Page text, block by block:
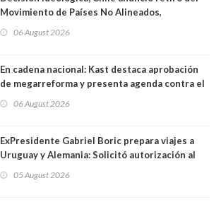
Movimiento de Países No Alineados,
1971. Excanciller Insulza lamentó decisión
06 August 2026
En cadena nacional: Kast destaca aprobación
de megarreforma y presenta agenda contra el
06 August 2026
ExPresidente Gabriel Boric prepara viajes a
Uruguay y Alemania: Solicitó autorización al
05 August 2026